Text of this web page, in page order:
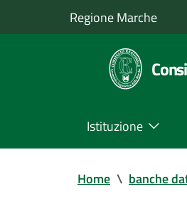
Regione Marche
Istituzione
Home \ banche